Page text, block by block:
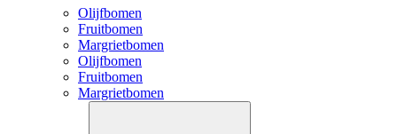
Olijfbomen
Fruitbomen
Margrietbomen
Olijfbomen
Fruitbomen
Margrietbomen